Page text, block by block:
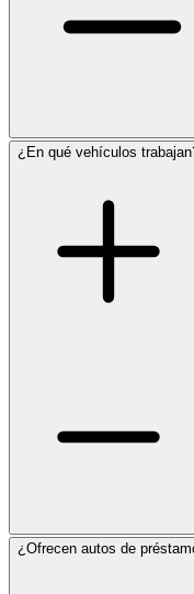
¿En qué vehículos
¿Ofrecen autos de